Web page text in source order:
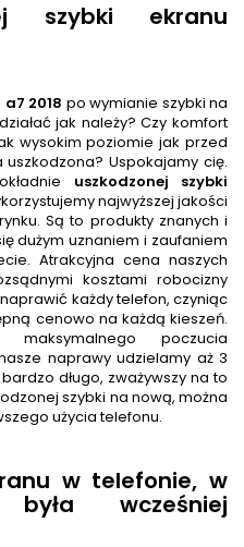
szybki ekranu
2018 po wymianie szybki na
jak należy? Czy komfort
wysokim poziomie jak przed
Uspokajamy cię.
uszkodzonej szybki
najwyższej jakości
Są to produkty znanych i
dużym uznaniem i zaufaniem
Atrakcyjna cena naszych
kosztami robocizny
każdy telefon, czyniąc
cenowo na każdą kieszeń.
poczucia
naprawy udzielamy aż 3
długo, zważywszy na to
szybki na nową, można
użycia telefonu.
w telefonie, w
wcześniej